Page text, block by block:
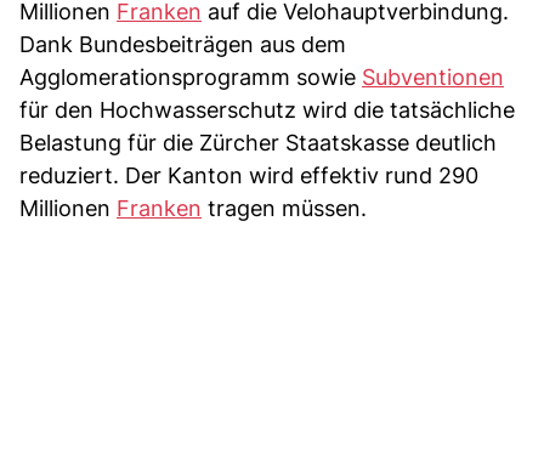
Millionen Franken auf die Velohauptverbindung.
Dank Bundesbeiträgen aus dem
Agglomerationsprogramm sowie Subventionen
für den Hochwasserschutz wird die tatsächliche
Belastung für die Zürcher Staatskasse deutlich
reduziert. Der Kanton wird effektiv rund 290
Millionen Franken tragen müssen.